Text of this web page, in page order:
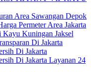
Area Sawangan Depok
Permeter Area Jakarta
Kayu Kuningan Jaksel
Di Jakarta
Di Jakarta
Di Jakarta Layanan 24